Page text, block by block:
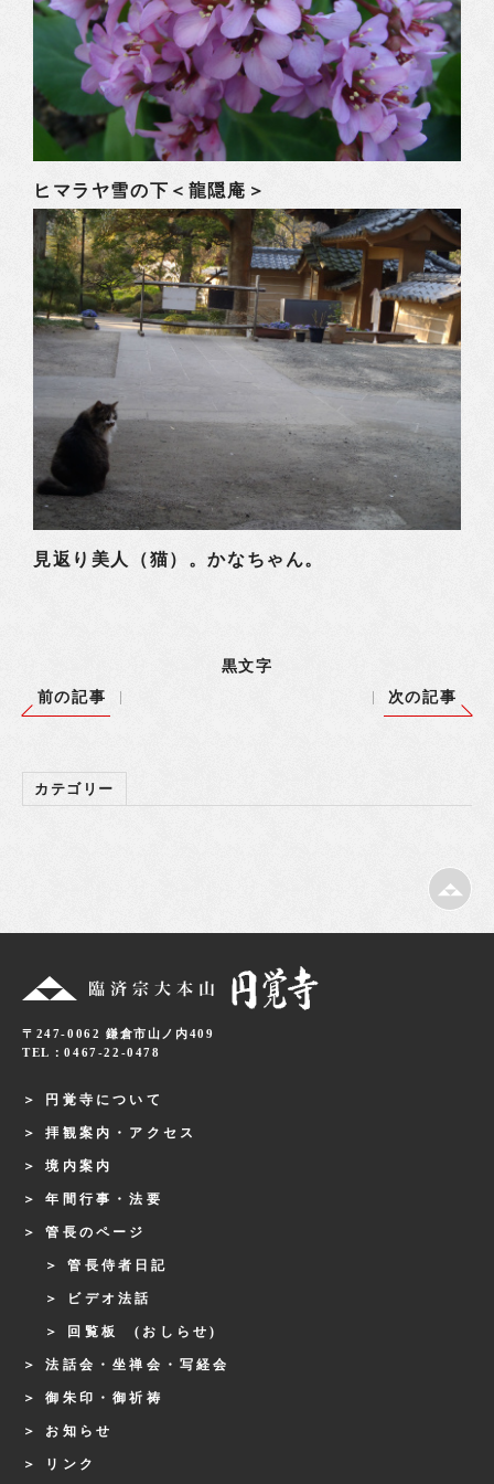
ヒマラヤ雪の下＜龍隠庵＞
見返り美人（猫）。かなちゃん。
黒文字
前の記事
次の記事
カテゴリー
〒247-0062 鎌倉市山ノ内409
TEL：0467-22-0478
円覚寺について
拝観案内・アクセス
境内案内
年間行事・法要
管長のページ
管長侍者日記
ビデオ法話
回覧板 (おしらせ)
法話会・坐禅会・写経会
御朱印・御祈祷
お知らせ
リンク